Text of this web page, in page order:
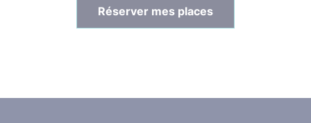
Réserver mes places